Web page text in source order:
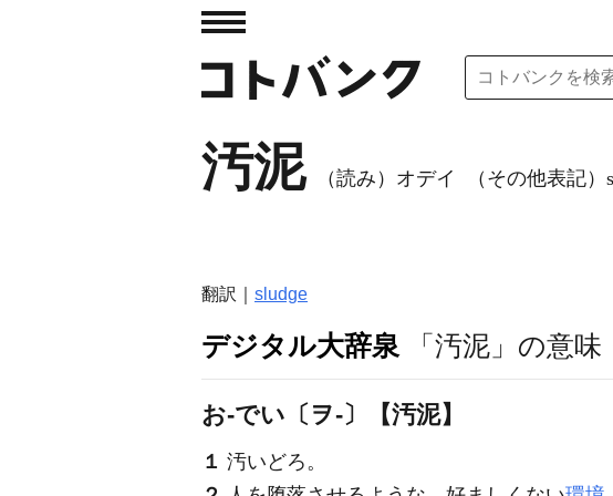
汚泥 （読み）オデイ （その他表記）
翻訳｜ sludge
デジタル大辞泉 「汚泥」の意
お‐でい〔ヲ‐〕【汚泥】
１ 汚いどろ。